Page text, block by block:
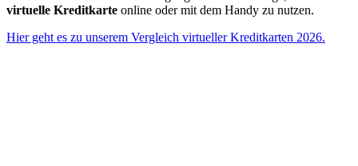
virtuelle Kreditkarte online oder mit dem Handy zu nutzen.
Hier geht es zu unserem Vergleich virtueller Kreditkarten 2026.